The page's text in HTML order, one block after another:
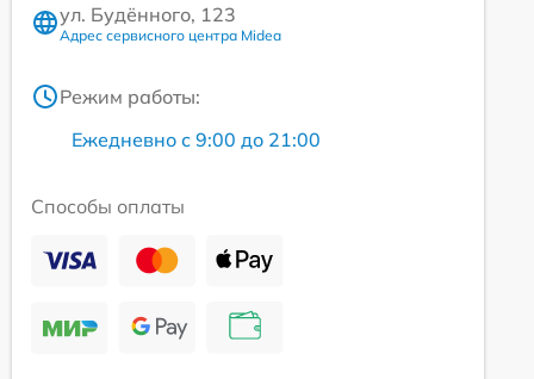
ул. Будённого, 123
Адрес сервисного центра Midea
Режим работы:
Ежедневно с 9:00 до 21:00
Способы оплаты